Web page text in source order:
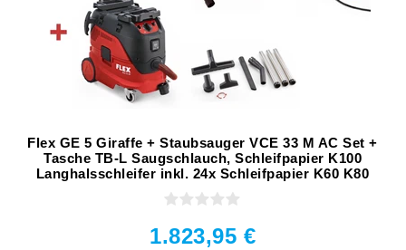
Flex GE 5 Giraffe + Staubsauger VCE 33 M AC Set +
Tasche TB-L Saugschlauch, Schleifpapier K100
Langhalsschleifer inkl. 24x Schleifpapier K60 K80
1.823,95 €